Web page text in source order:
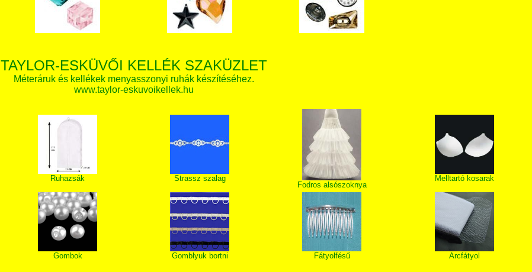
TAYLOR-ESKÜVŐI KELLÉK SZAKÜZLET
Méteráruk és kellékek menyasszonyi ruhák készítéséhez.
www.taylor-eskuvoikellek.hu
Ruhazsák Strassz szalag
Fodros alsószoknya
Melltartó kosarak
Gombok Gomblyuk bortni Fátyolfésű Arcfátyol